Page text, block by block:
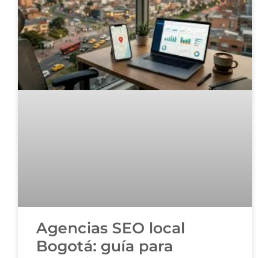
Agencias SEO local
Bogotá: guía para